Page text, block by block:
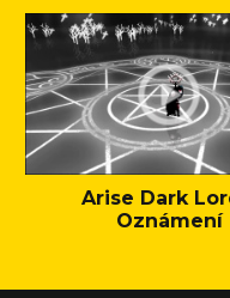
Arise Dark
Oznámení